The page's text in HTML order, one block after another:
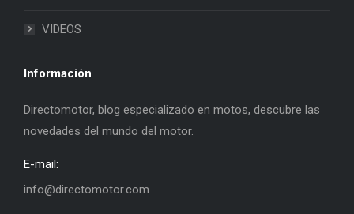
VIDEOS
Información
Directomotor, blog especializado en motos, descubre las
novedades del mundo del motor.
E-mail:
info@directomotor.com